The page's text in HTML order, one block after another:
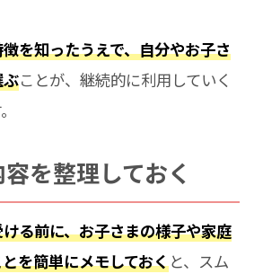
を知ったうえで、自分やお子さ
ことが、継続的に利用していく
を整理しておく
る前に、お子さまの様子や家庭
を簡単にメモしておくと、スム